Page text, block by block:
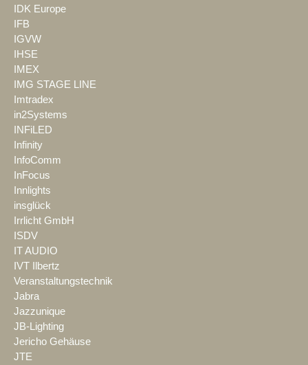
IDK Europe
IFB
IGVW
IHSE
IMEX
IMG STAGE LINE
Imtradex
in2Systems
INFiLED
Infinity
InfoComm
InFocus
Innlights
insglück
Irrlicht GmbH
ISDV
IT AUDIO
IVT Ilbertz
Veranstaltungstechnik
Jabra
Jazzunique
JB-Lighting
Jericho Gehäuse
JTE